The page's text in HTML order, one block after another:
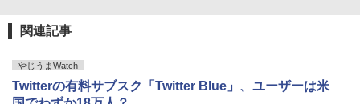
関連記事
やじうまWatch
Twitterの有料サブスク「Twitter Blue」、ユーザーは米